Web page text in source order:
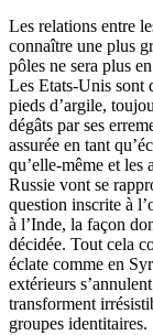
Les relations entre
connaître une plus
pôles ne sera plus
Les Etats-Unis sont
pieds d’argile,
dégâts par ses
assurée en tant
qu’elle-même et les
Russie vont se
question inscrite à
à l’Inde, la façon
décidée. Tout cela
éclate comme en
extérieurs
transforment
groupes identitaires.